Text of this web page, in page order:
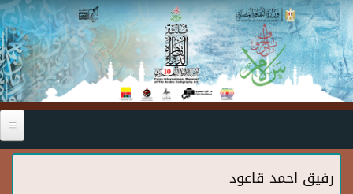
Skip to main content
رفيق احمد قاعود